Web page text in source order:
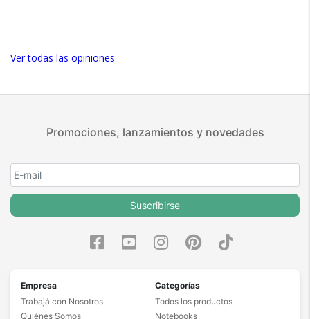
Ver todas las opiniones
Promociones, lanzamientos y novedades
Suscribirse
Empresa
Trabajá con Nosotros
Quiénes Somos
Categorías
Todos los productos
Notebooks